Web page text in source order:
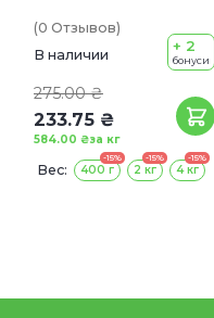
(0 Отзывов)
В наличии
275.00 ₴
233.75 ₴
за кг
584.00 ₴
+ 2
бонуси
Вес:
-15%
400 г
-15%
2 кг
-15%
4 кг